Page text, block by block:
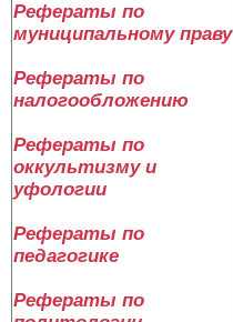
Рефераты по
муниципальному праву
Рефераты по
налогообложению
Рефераты по
оккультизму и
уфологии
Рефераты по
педагогике
Рефераты по